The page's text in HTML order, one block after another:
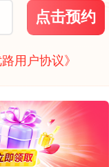
点击预约
路用户协议》